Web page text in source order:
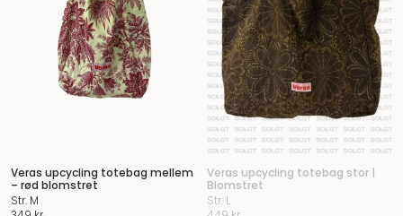
Veras upcycling totebag mellem
– rød blomstret
Str. M
Veras upcycling totebag stor |
Blomstret
Str. L